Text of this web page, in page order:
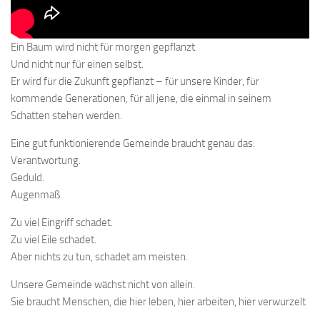
Ein Baum wird nicht für morgen gepflanzt.
Und nicht nur für einen selbst.
Er wird für die Zukunft gepflanzt – für unsere Kinder, für
kommende Generationen, für all jene, die einmal in seinem
Schatten stehen werden.
Eine gut funktionierende Gemeinde braucht genau das:
Verantwortung.
Geduld.
Augenmaß.
Zu viel Eingriff schadet.
Zu viel Eile schadet.
Aber nichts zu tun, schadet am meisten.
Unsere Gemeinde wächst nicht von allein.
Sie braucht Menschen, die hier leben, hier arbeiten, hier verwurzelt